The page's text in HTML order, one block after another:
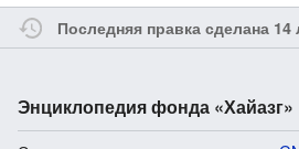
Последняя правка сделана 14
Энциклопедия фонда «Хайазг»